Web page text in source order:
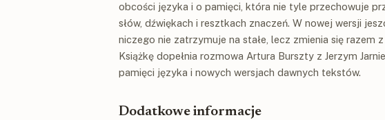
obcości języka i o pamięci, która nie tyle przechowuje
słów, dźwiękach i resztkach znaczeń. W nowej wersji
niczego nie zatrzymuje na stałe, lecz zmienia się razem
Książkę dopełnia rozmowa Artura Burszty z Jerzym
pamięci języka i nowych wersjach dawnych tekstów.
Dodatkowe informacje